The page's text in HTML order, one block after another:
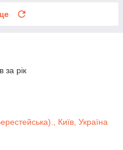
за рік
Київ, Україна